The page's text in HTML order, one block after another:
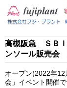
高槻阪急 ＳＢＩ
ンソール販売会
オープン(2022年
会」イベント開催で